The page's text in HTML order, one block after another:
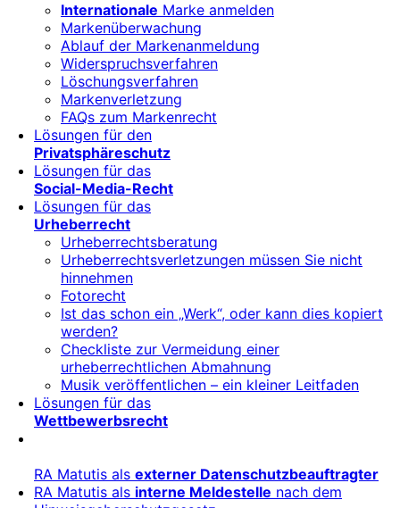
Internationale Marke anmelden
Markenüberwachung
Ablauf der Markenanmeldung
Widerspruchsverfahren
Löschungsverfahren
Markenverletzung
FAQs zum Markenrecht
Lösungen für den
Privatsphäreschutz
Lösungen für das
Social-Media-Recht
Lösungen für das
Urheberrecht
Urheberrechtsberatung
Urheberrechtsverletzungen müssen Sie nicht
hinnehmen
Fotorecht
Ist das schon ein „Werk“, oder kann dies kopiert
werden?
Checkliste zur Vermeidung einer
urheberrechtlichen Abmahnung
Musik veröffentlichen – ein kleiner Leitfaden
Lösungen für das
Wettbewerbsrecht
RA Matutis als externer Datenschutzbeauftragter
RA Matutis als interne Meldestelle nach dem